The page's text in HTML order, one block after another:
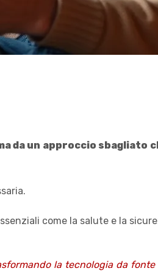
da un approccio sbagliato
come la salute e la
la tecnologia da